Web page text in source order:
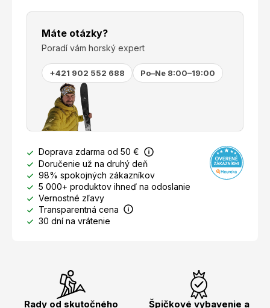
Máte otázky?
Poradí vám horský expert
+421 902 552 688 Po–Ne 8:00–19:00
Doprava zdarma od 50 €
Doručenie už na druhý deň
98% spokojných zákazníkov
5 000+ produktov ihneď na odoslanie
Vernostné zľavy
Transparentná cena
30 dní na vrátenie
Rady od skutočného
Špičkové vybavenie a